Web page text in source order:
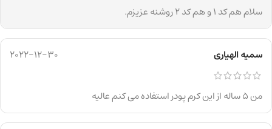
سلام هم کد ۱ و هم کد ۲ روشنه عزیزم.
سمیه الهیاری 2022-12-30
من ۵ ساله از این کرم پودر استفاده می کنم عالیه